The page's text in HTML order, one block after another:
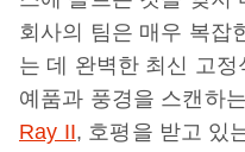
회사의 팀은 매우 복잡
는 데 완벽한 최신 고
예품과 풍경을 스캔하
Ray II, 호평을 받고 있